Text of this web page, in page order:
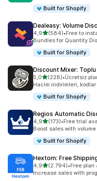
Built for Shopify
Dealeasy: Volume
4,95 yıldız üzerinden
(584)
toplam 584 •Free to
Bundles for Quantity
Built for Shopify
Discount Mixer: Toplu
5,05 yıldız üzerinden
(228)
toplam 228•Ücretsiz
Hacim indirimleri,
Built for Shopify
Regios Automatic
4,95 yıldız üzerinden
(173)
toplam 173•Free trial
Boost sales with
Built for Shopify
Hextom: Free
4,95 yıldız üzerinden
(2.794)
toplam 2794 •Free plan
Increase sales with